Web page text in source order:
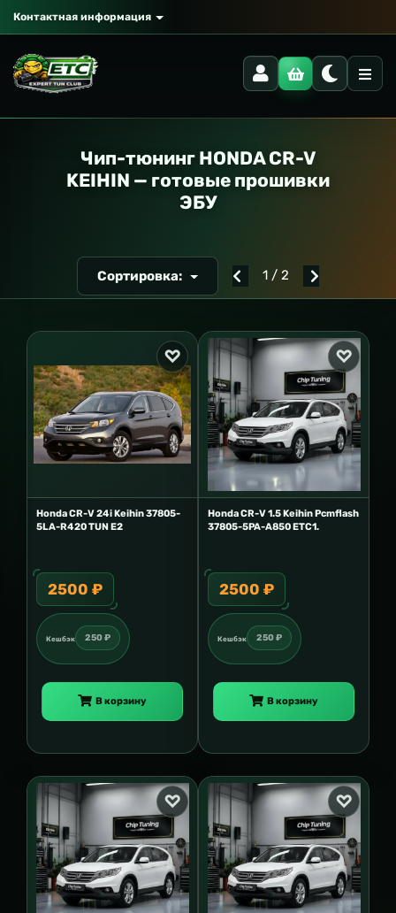
Контактная информация
Чип-тюнинг HONDA CR-V
KEIHIN — готовые прошивки
ЭБУ
Сортировка: 1 / 2
Honda CR-V 24i Keihin 37805-
5LA-R420 TUN E2
2500 ₽
Кешбэк 250 ₽
В корзину
Honda CR-V 1.5 Keihin Pcmflash
37805-5PA-A850 ETC1.
2500 ₽
Кешбэк 250 ₽
В корзину